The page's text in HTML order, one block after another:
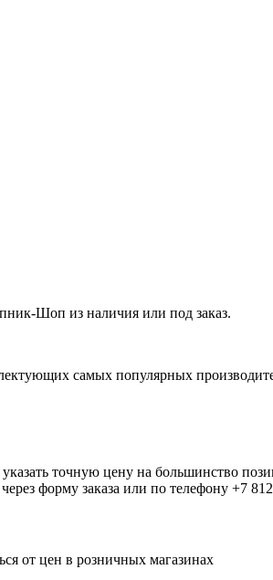
Шоп из наличия или под заказ.
самых популярных
точную цену на большинство
форму заказа или по телефону +7
от цен в розничных магазинах